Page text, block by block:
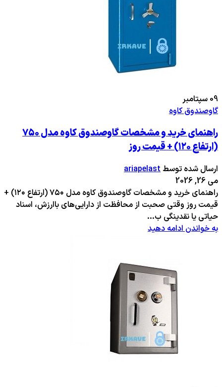
09 سپتامبر
گاوصندوق کاوه
راهنمای خرید و مشخصات گاوصندوق کاوه مدل ۷۵۰
(ارتفاع ۱۲۰) + قیمت روز
ارسال شده توسط ariapelast
می 26, 2026
راهنمای خرید و مشخصات گاوصندوق کاوه مدل ۷۵۰ (ارتفاع ۱۲۰) +
قیمت روز وقتی صحبت از محافظت از دارایی‌های باارزش، اسناد
حیاتی یا نقدینگی ب...
به خواندن ادامه دهید